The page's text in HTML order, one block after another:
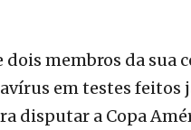
membros da sua
em testes feitos
disputar a Copa